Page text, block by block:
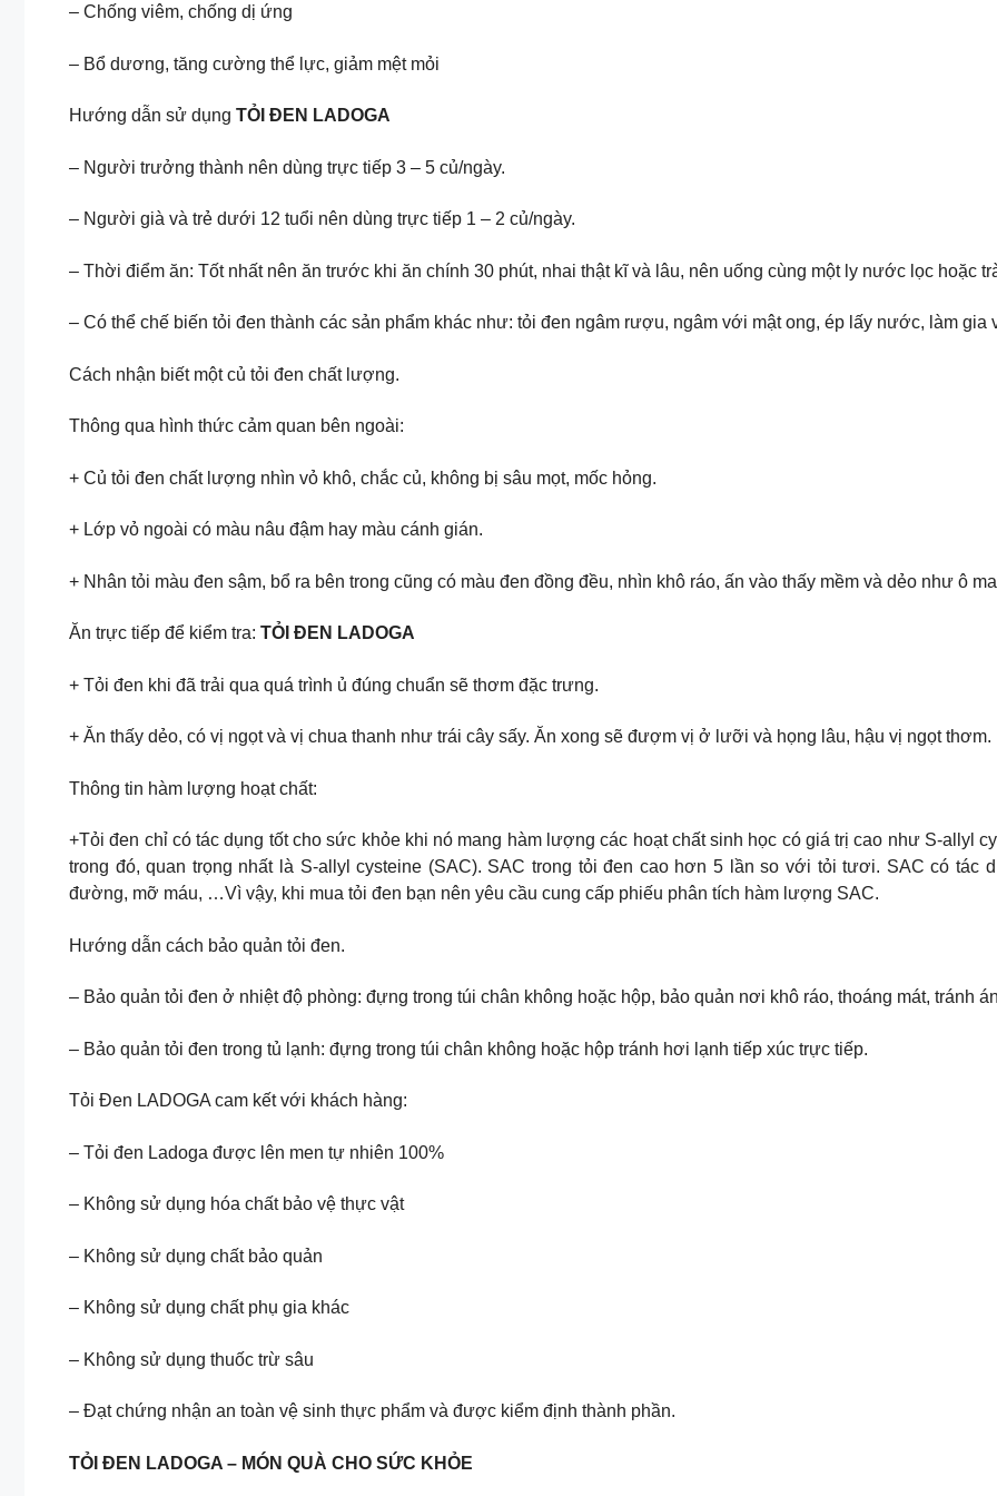
– Chống viêm, chống dị ứng
– Bổ dương, tăng cường thể lực, giảm mệt mỏi
Hướng dẫn sử dụng TỎI ĐEN LADOGA
– Người trưởng thành nên dùng trực tiếp 3 – 5 củ/ngày.
– Người già và trẻ dưới 12 tuổi nên dùng trực tiếp 1 – 2 củ/ngày.
– Thời điểm ăn: Tốt nhất nên ăn trước khi ăn chính 30 phút, nhai thật kĩ và lâu, nên uống cùng một ly nước lọc hoặc
– Có thể chế biến tỏi đen thành các sản phẩm khác như: tỏi đen ngâm rượu, ngâm với mật ong, ép lấy nước, làm
Cách nhận biết một củ tỏi đen chất lượng.
Thông qua hình thức cảm quan bên ngoài:
+ Củ tỏi đen chất lượng nhìn vỏ khô, chắc củ, không bị sâu mọt, mốc hỏng.
+ Lớp vỏ ngoài có màu nâu đậm hay màu cánh gián.
+ Nhân tỏi màu đen sậm, bổ ra bên trong cũng có màu đen đồng đều, nhìn khô ráo, ấn vào thấy mềm và dẻo như ô
Ăn trực tiếp để kiểm tra: TỎI ĐEN LADOGA
+ Tỏi đen khi đã trải qua quá trình ủ đúng chuẩn sẽ thơm đặc trưng.
+ Ăn thấy dẻo, có vị ngọt và vị chua thanh như trái cây sấy. Ăn xong sẽ đượm vị ở lưỡi và họng lâu, hậu vị ngọt thơm.
Thông tin hàm lượng hoạt chất:
+Tỏi đen chỉ có tác dụng tốt cho sức khỏe khi nó mang hàm lượng các hoạt chất sinh học có giá trị cao như S-allyl
trong đó, quan trọng nhất là S-allyl cysteine (SAC). SAC trong tỏi đen cao hơn 5 lần so với tỏi tươi. SAC có tác
đường, mỡ máu, …Vì vậy, khi mua tỏi đen bạn nên yêu cầu cung cấp phiếu phân tích hàm lượng SAC.
Hướng dẫn cách bảo quản tỏi đen.
– Bảo quản tỏi đen ở nhiệt độ phòng: đựng trong túi chân không hoặc hộp, bảo quản nơi khô ráo, thoáng mát, tránh
– Bảo quản tỏi đen trong tủ lạnh: đựng trong túi chân không hoặc hộp tránh hơi lạnh tiếp xúc trực tiếp.
Tỏi Đen LADOGA cam kết với khách hàng:
– Tỏi đen Ladoga được lên men tự nhiên 100%
– Không sử dụng hóa chất bảo vệ thực vật
– Không sử dụng chất bảo quản
– Không sử dụng chất phụ gia khác
– Không sử dụng thuốc trừ sâu
– Đạt chứng nhận an toàn vệ sinh thực phẩm và được kiểm định thành phần.
TỎI ĐEN LADOGA – MÓN QUÀ CHO SỨC KHỎE